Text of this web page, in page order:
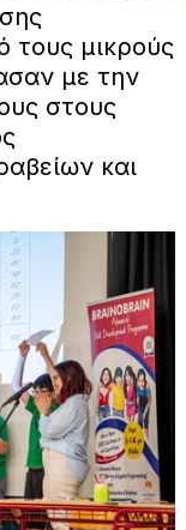
τους μικρούς
με την
στους
και